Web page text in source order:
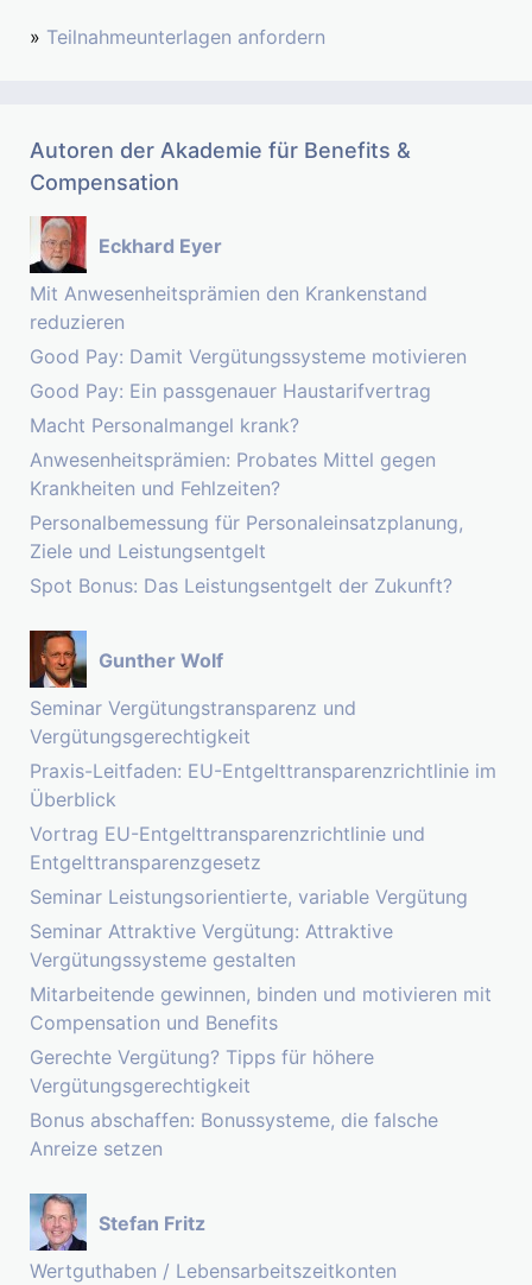
» Teilnahmeunterlagen anfordern
Autoren der Akademie für Benefits &
Compensation
Eckhard Eyer
Mit Anwesenheitsprämien den Krankenstand
reduzieren
Good Pay: Damit Vergütungssysteme motivieren
Good Pay: Ein passgenauer Haustarifvertrag
Macht Personalmangel krank?
Anwesenheitsprämien: Probates Mittel gegen
Krankheiten und Fehlzeiten?
Personalbemessung für Personaleinsatzplanung,
Ziele und Leistungsentgelt
Spot Bonus: Das Leistungsentgelt der Zukunft?
Gunther Wolf
Seminar Vergütungstransparenz und
Vergütungsgerechtigkeit
Praxis-Leitfaden: EU-Entgelttransparenzrichtlinie im
Überblick
Vortrag EU-Entgelttransparenzrichtlinie und
Entgelttransparenzgesetz
Seminar Leistungsorientierte, variable Vergütung
Seminar Attraktive Vergütung: Attraktive
Vergütungssysteme gestalten
Mitarbeitende gewinnen, binden und motivieren mit
Compensation und Benefits
Gerechte Vergütung? Tipps für höhere
Vergütungsgerechtigkeit
Bonus abschaffen: Bonussysteme, die falsche
Anreize setzen
Stefan Fritz
Wertguthaben / Lebensarbeitszeitkonten